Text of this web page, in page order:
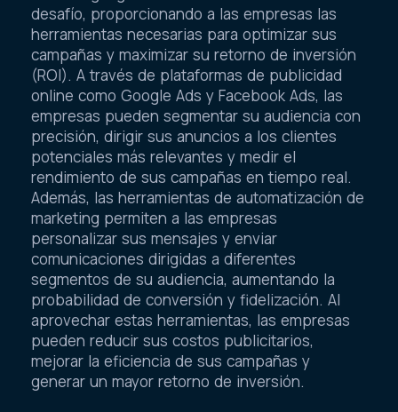
desafío, proporcionando a las empresas las
herramientas necesarias para optimizar sus
campañas y maximizar su retorno de inversión
(ROI). A través de plataformas de publicidad
online como Google Ads y Facebook Ads, las
empresas pueden segmentar su audiencia con
precisión, dirigir sus anuncios a los clientes
potenciales más relevantes y medir el
rendimiento de sus campañas en tiempo real.
Además, las herramientas de automatización de
marketing permiten a las empresas
personalizar sus mensajes y enviar
comunicaciones dirigidas a diferentes
segmentos de su audiencia, aumentando la
probabilidad de conversión y fidelización. Al
aprovechar estas herramientas, las empresas
pueden reducir sus costos publicitarios,
mejorar la eficiencia de sus campañas y
generar un mayor retorno de inversión.